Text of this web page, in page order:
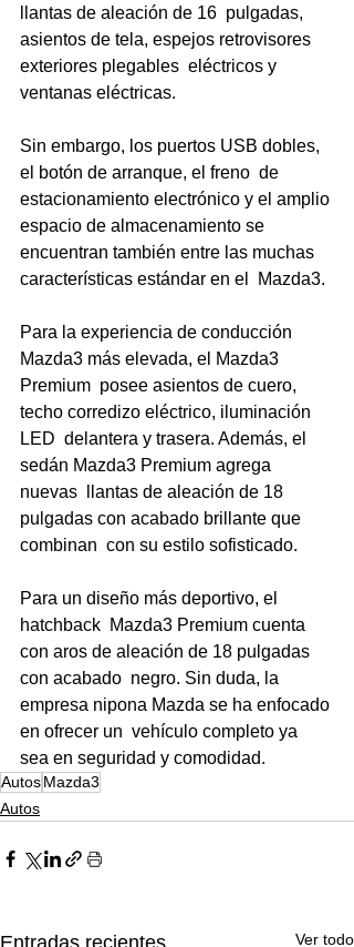
llantas de aleación de 16  pulgadas,
asientos de tela, espejos retrovisores
exteriores plegables  eléctricos y
ventanas eléctricas.
Sin embargo, los puertos USB dobles,
el botón de arranque, el freno  de
estacionamiento electrónico y el amplio
espacio de almacenamiento se
encuentran también entre las muchas
características estándar en el  Mazda3.
Para la experiencia de conducción
Mazda3 más elevada, el Mazda3
Premium  posee asientos de cuero,
techo corredizo eléctrico, iluminación
LED  delantera y trasera. Además, el
sedán Mazda3 Premium agrega
nuevas  llantas de aleación de 18
pulgadas con acabado brillante que
combinan  con su estilo sofisticado.
Para un diseño más deportivo, el
hatchback  Mazda3 Premium cuenta
con aros de aleación de 18 pulgadas
con acabado  negro. Sin duda, la
empresa nipona Mazda se ha enfocado
en ofrecer un  vehículo completo ya
sea en seguridad y comodidad.
AutosMazda3
Autos
Ver todo